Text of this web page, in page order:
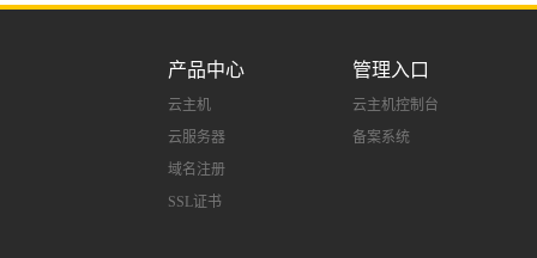
产品中心
云主机
云服务器
域名注册
SSL证书
管理入口
云主机控制台
备案系统